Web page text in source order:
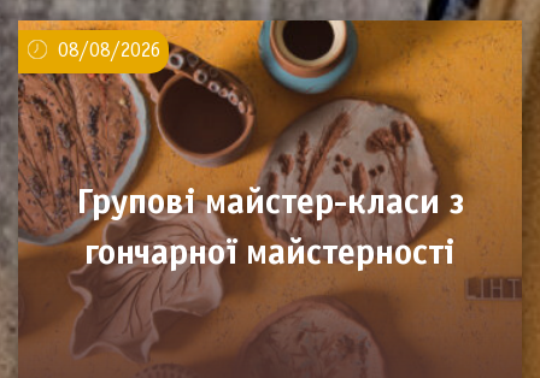
08/08/2026
Групові майстер-класи з
гончарної майстерності